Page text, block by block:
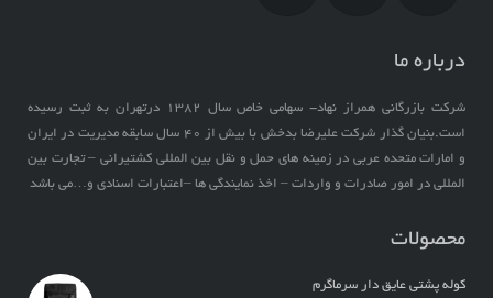
درباره ما
شرکت بازرگانی همراز نهاد- سهامی خاص سال ۱۳۸۲ درتهران به ثبت رسیده
است.بنیان گذار شرکت علیرضا بدخش با بیش از ۴۰ سال سابقه مدیریت در ایران
و امارات متحده عربی در زمینه های حمل و نقل بین المللی کشتیرانی – تجارت بین
المللی در امور صادرات و واردات – اخذ نمایندگی ها –اعتبارات اسنادی و…می باشد
محصولات
کوله پشتی عایق دار سرماگرم